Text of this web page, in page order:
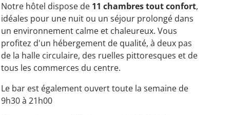
Notre hôtel dispose de 11 chambres tout confort,
idéales pour une nuit ou un séjour prolongé dans
un environnement calme et chaleureux. Vous
profitez d'un hébergement de qualité, à deux pas
de la halle circulaire, des ruelles pittoresques et de
tous les commerces du centre.
Le bar est également ouvert toute la semaine de
9h30 à 21h00